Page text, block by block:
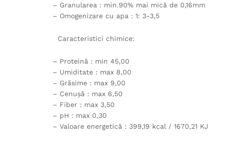
– Granularea : min.90% mai mică de 0,16mm
– Omogenizare cu apa : 1: 3-3,5
Caracteristici chimice:
– Proteină : min 45,00
– Umiditate : max 8,00
– Grăsime : max 9,00
– Cenușă : max 6,50
– Fiber : max 3,50
– pH : max 0,30
– Valoare energetică : 399,19 kcal / 1670,21 KJ